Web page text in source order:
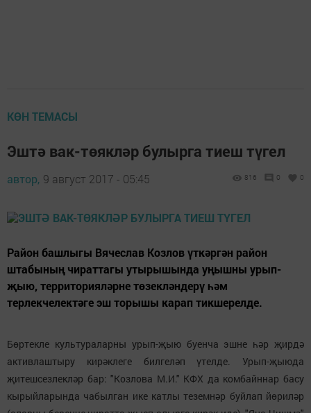
КӨН ТЕМАСЫ
Эштә вак-төякләр булырга тиеш түгел
автор, 9 август 2017 - 05:45 816 0 0
Район башлыгы Вячеслав Козлов үткәргән район
штабының чираттагы утырышында уңышны урып-
җыю, территорияләрне төзекләндерү һәм
терлекчелектәге эш торышы карап тикшерелде.
Бөртекле культураларны урып-җыю буенча эшне һәр җирдә
активлаштыру кирәклеге билгеләп үтелде. Урып-җыюда
җитешсезлекләр бар: "Козлова М.И." КФХ да комбайннар басу
кырыйларында чабылган ике катлы теземнәр буйлап йөриләр